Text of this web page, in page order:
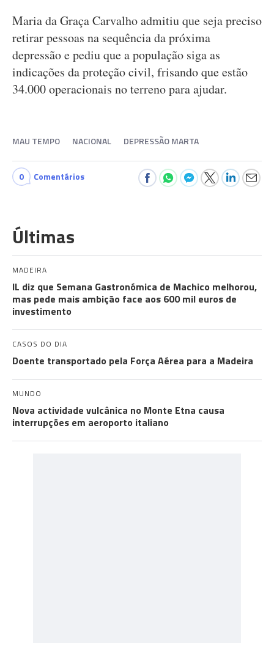
Maria da Graça Carvalho admitiu que seja preciso
retirar pessoas na sequência da próxima
depressão e pediu que a população siga as
indicações da proteção civil, frisando que estão
34.000 operacionais no terreno para ajudar.
MAU TEMPO NACIONAL DEPRESSÃO MARTA
0 Comentários
Últimas
MADEIRA
IL diz que Semana Gastronómica de Machico melhorou,
mas pede mais ambição face aos 600 mil euros de
investimento
CASOS DO DIA
Doente transportado pela Força Aérea para a Madeira
MUNDO
Nova actividade vulcânica no Monte Etna causa
interrupções em aeroporto italiano